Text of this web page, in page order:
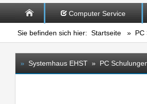
Computer Service
Sie befinden sich hier: Startseite » PC
» Systemhaus EHST » PC